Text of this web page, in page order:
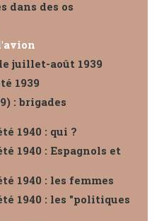
dans des os
juillet-août 1939
1939
: brigades
1940 : qui ?
1940 : Espagnols et
1940 : les femmes
1940 : les "politiques